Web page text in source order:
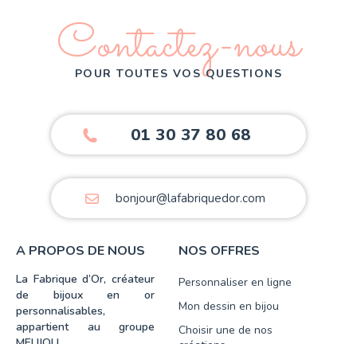
Contactez-nous
POUR TOUTES VOS QUESTIONS
01 30 37 80 68
bonjour@lafabriquedor.com
A PROPOS DE NOUS
La Fabrique d’Or, créateur
de bijoux en or
personnalisables,
appartient au groupe
NOS OFFRES
Personnaliser en ligne
Mon dessin en bijou
Choisir une de nos